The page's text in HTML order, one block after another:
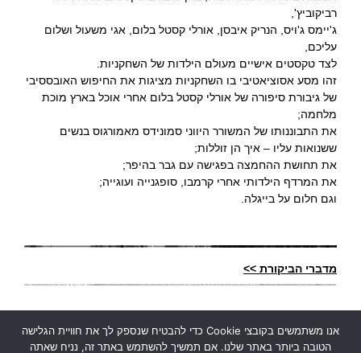
רביקוביץ',
ג'יימס ג'ויס, הנריק איבסן, אורלי קסטל בלום, אגי משעול ושלום
עליכם,
לצד טקסטים אישיים מעולם הילדות של השחקניות.
זהו מסע אסוציאטיבי בו השחקניות מציגות את החיפוש האובססיבי
של גיבורת סיפורה של אורלי קסטל בלום אחרי אוכל בארץ מוכת
מלחמה;
את התבוננותו של המשורר היווני סמונידס מאמורגוס בנשים
ששנואות עליו – איך הן זוללות;
את תחושת ההחמצה בפגישה עם גבר בהיפר;
את המרדף הילדותי אחרי קרמבו, סופגנייה ועוגייה;
וגם חלום על בייגלה.
מדברי הביקורת >>
אנו משתמשים בקובצי Cookie כדי להבטיח שנספק לך את חוויית הגלישה
הטובה ביותר באתר שלנו. אם תמשיך להשתמש באתר זה, נניח שאתה